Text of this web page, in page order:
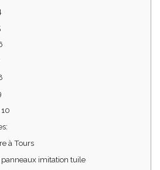
à Tours
imitation tuile